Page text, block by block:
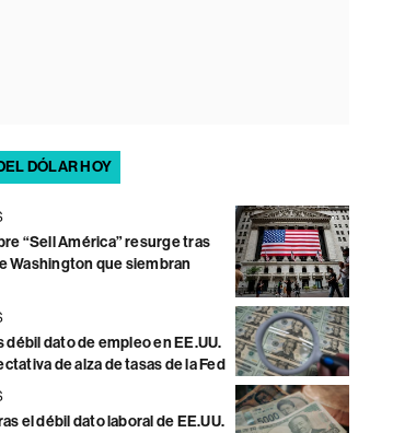
DÓLAR HOY
“Sell América” resurge tras
Washington que siembran
débil dato de empleo en EE.UU.
de alza de tasas de la Fed
el débil dato laboral de EE.UU.